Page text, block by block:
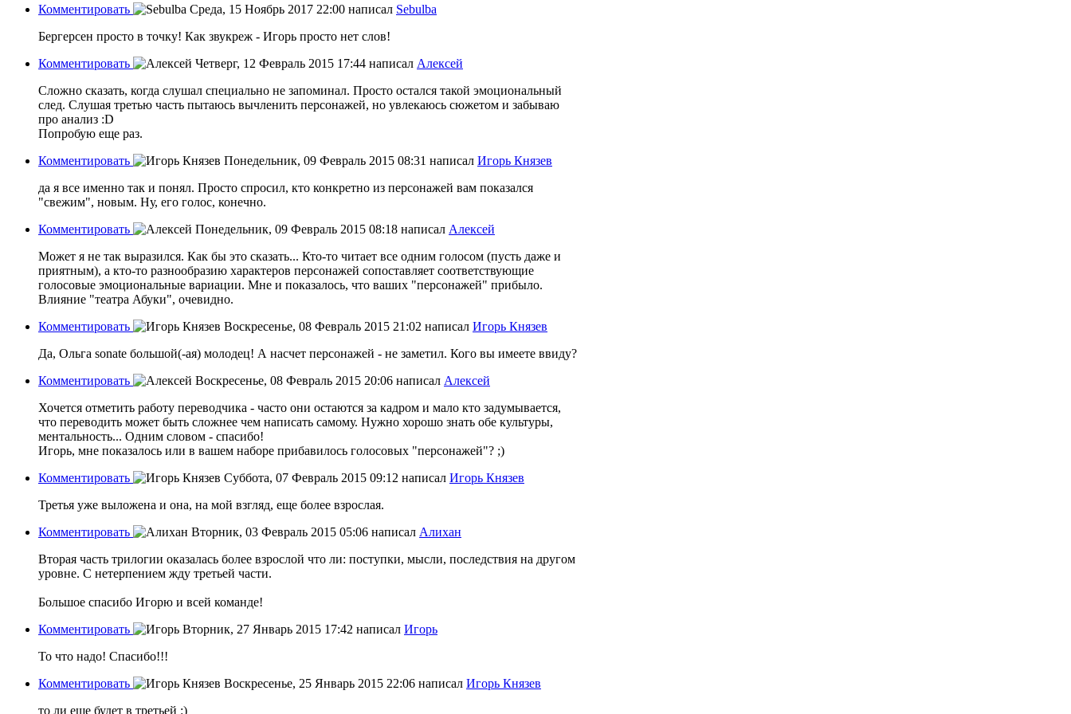
Комментировать Среда, 15 Ноябрь 2017 22:00 написал Sebulba
Бергерсен просто в точку! Как звукреж - Игорь просто нет слов!
Комментировать
Четверг, 12 Февраль 2015 17:44 написал Алексей
Сложно сказать, когда слушал специально не запоминал. Просто остался такой эмоциональный
след. Слушая третью часть пытаюсь вычленить персонажей, но увлекаюсь сюжетом и забываю
про анализ :D
Попробую еще раз.
Комментировать
Понедельник, 09 Февраль 2015 08:31 написал Игорь Князев
да я все именно так и понял. Просто спросил, кто конкретно из персонажей вам показался
"свежим", новым. Ну, его голос, конечно.
Комментировать
Понедельник, 09 Февраль 2015 08:18 написал Алексей
Может я не так выразился. Как бы это сказать... Кто-то читает все одним голосом (пусть даже и
приятным), а кто-то разнообразию характеров персонажей сопоставляет соответствующие
голосовые эмоциональные вариации. Мне и показалось, что ваших "персонажей" прибыло.
Влияние "театра Абуки", очевидно.
Комментировать
Воскресенье, 08 Февраль 2015 21:02 написал Игорь Князев
Да, Ольга sonate большой(-ая) молодец! А насчет персонажей - не заметил. Кого вы имеете ввиду?
Комментировать
Воскресенье, 08 Февраль 2015 20:06 написал Алексей
Хочется отметить работу переводчика - часто они остаются за кадром и мало кто задумывается,
что переводить может быть сложнее чем написать самому. Нужно хорошо знать обе культуры,
ментальность... Одним словом - спасибо!
Игорь, мне показалось или в вашем наборе прибавилось голосовых "персонажей"? ;)
Комментировать
Суббота, 07 Февраль 2015 09:12 написал Игорь Князев
Третья уже выложена и она, на мой взгляд, еще более взрослая.
Комментировать
Вторник, 03 Февраль 2015 05:06 написал Алихан
Вторая часть трилогии оказалась более взрослой что ли: поступки, мысли, последствия на другом
уровне. С нетерпением жду третьей части.
Большое спасибо Игорю и всей команде!
Комментировать
Вторник, 27 Январь 2015 17:42 написал Игорь
То что надо! Спасибо!!!
Комментировать
Воскресенье, 25 Январь 2015 22:06 написал Игорь Князев
то ли еще будет в третьей :)